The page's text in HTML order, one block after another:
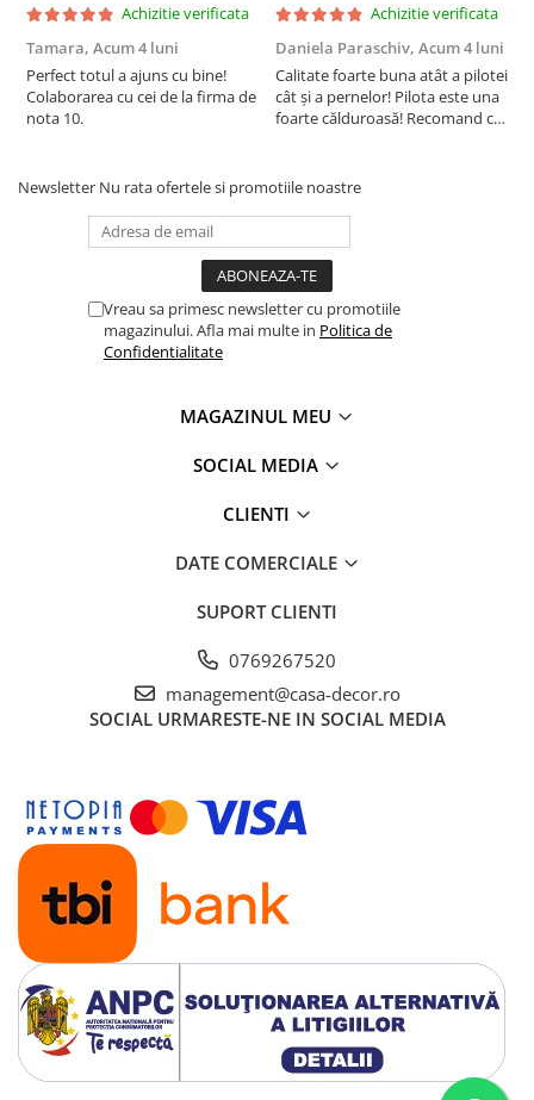
Achizitie verificata
Tamara, Acum 4 luni
Perfect totul a ajuns cu bine!
Colaborarea cu cei de la firma de
nota 10.
Achizitie verificata
Daniela Paraschiv, Acum 4 luni
Calitate foarte buna atât a pilotei
cât și a pernelor! Pilota este una
foarte călduroasă! Recomand cu
Newsletter Nu rata ofertele si promotiile noastre
Vreau sa primesc newsletter cu promotiile
magazinului. Afla mai multe in Politica de
Confidentialitate
MAGAZINUL MEU
SOCIAL MEDIA
CLIENTI
DATE COMERCIALE
SUPORT CLIENTI
0769267520
management@casa-decor.ro
SOCIAL URMARESTE-NE IN SOCIAL MEDIA